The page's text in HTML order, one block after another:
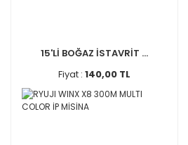
15'Lİ BOĞAZ İSTAVRİT ...
Fiyat : 140,00 TL